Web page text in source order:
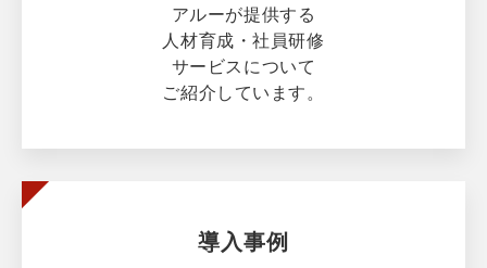
アルーが提供する
人材育成・社員研修
サービスについて
ご紹介しています。
導入事例